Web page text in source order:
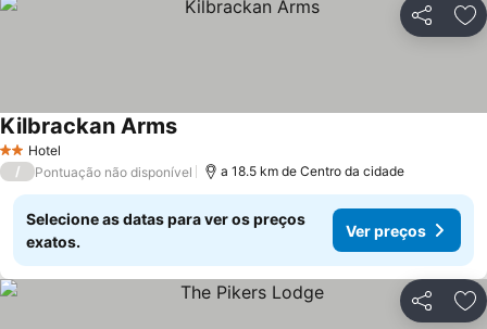
Partilhar
2 Estrelas
Hotel
Kilbrackan Arms
/ Pontuação não disponível a 18.5 km de Centro da cidade
Selecione as datas para ver os preços
exatos.
Ver preços
Partilhar